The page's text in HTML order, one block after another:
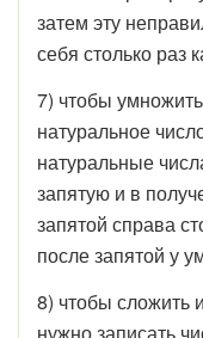
затем эту
себя столько раз
7) чтобы
натуральное
натуральные
запятую и в
запятой справа
после запятой у
8) чтобы сложить